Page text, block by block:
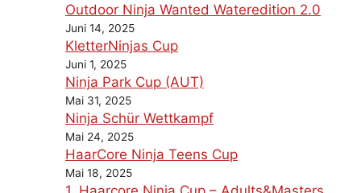
Outdoor Ninja Wanted Wateredition 2.0
Juni 14, 2025
KletterNinjas Cup
Juni 1, 2025
Ninja Park Cup (AUT)
Mai 31, 2025
Ninja Schür Wettkampf
Mai 24, 2025
HaarCore Ninja Teens Cup
Mai 18, 2025